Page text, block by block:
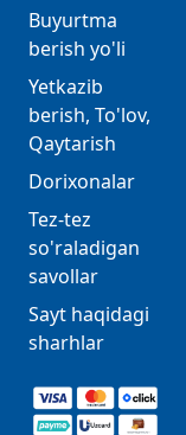
Buyurtma
berish yo'li
Yetkazib
berish, To'lov,
Qaytarish
Dorixonalar
Tez-tez
so'raladigan
savollar
Sayt haqidagi
sharhlar